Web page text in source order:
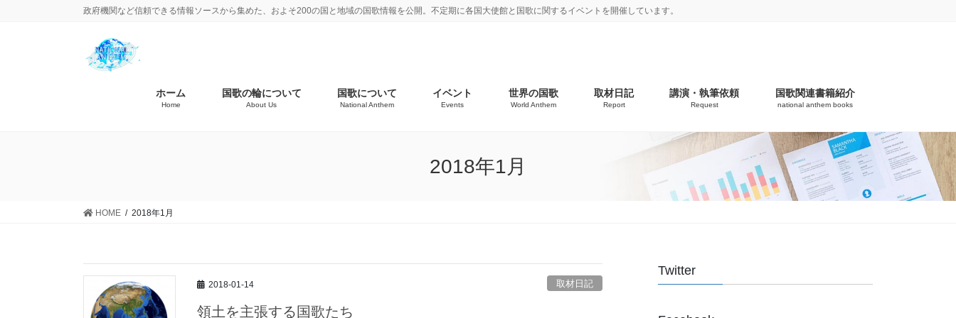
政府機関など信頼できる情報ソースから集めた、およそ200の国と地域の国歌情報を公開。不定期に各国大使館と国歌に関するイベントを開催しています。
ホーム
Home
国歌の輪について
About Us
国歌について
National Anthem
イベント
Events
世界の国歌
World Anthem
取材日記
Report
講演・執筆依頼
Request
国歌関連書籍紹介
national anthem books
2018年1月
HOME 2018年1月
2018-01-14 取材日記
領土を主張する国歌たち
Twitter